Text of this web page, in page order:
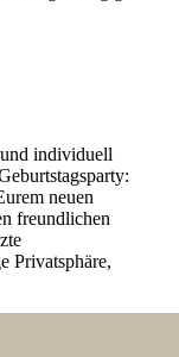
individuell
neuen
freundlichen
Privatsphäre,